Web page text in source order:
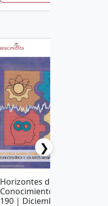
Horizontes del
Conocimiento No.
190 | Diciembre 2025
❯